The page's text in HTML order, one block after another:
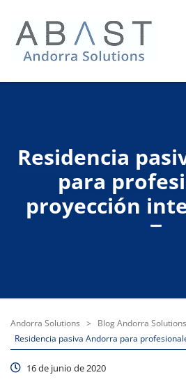
Andorra Solutions > Blog Andorra Solutions
Residencia pasiva Andorra para
Residencia
para
proyección
16 de junio de 2020